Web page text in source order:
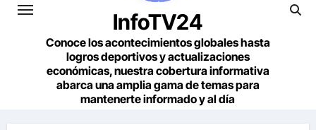
InfoTV24
Conoce los acontecimientos globales hasta
logros deportivos y actualizaciones
económicas, nuestra cobertura informativa
abarca una amplia gama de temas para
mantenerte informado y al día